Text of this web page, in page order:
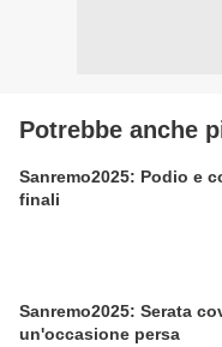
Potrebbe anche
Sanremo2025: Podio e
finali
Sanremo2025: Serata
un'occasione persa